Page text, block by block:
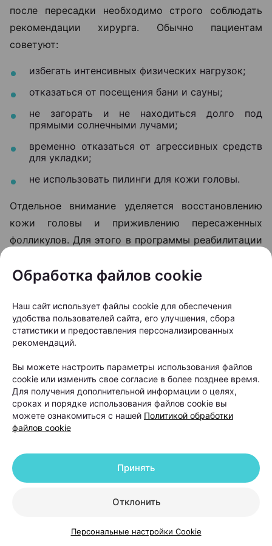
после пересадки необходимо строго соблюдать
рекомендации хирурга. Обычно пациентам
советуют:
избегать интенсивных физических нагрузок;
отказаться от посещения бани и сауны;
не загорать и не находиться долго под
прямыми солнечными лучами;
временно отказаться от агрессивных средств
для укладки;
не использовать пилинги для кожи головы.
Отдельное внимание уделяется восстановлению
кожи головы и приживлению пересаженных
фолликулов. Для этого в программы реабилитации
назначаются в программах
восстановления после пересадки
волос и способствуют более
быстрому и комфортному
восстановительному периоду, а также
укрепляют волосяные фолликулы и
способствуют их росту», —отмечает
специалист.
Еще один вопрос, который волнует многих
после завершения основного курса лечения? Ответ
Обработка файлов cookie
Наш сайт использует файлы cookie для обеспечения
удобства пользователей сайта, его улучшения, сбора
статистики и предоставления персонализированных
рекомендаций.
Вы можете настроить параметры использования файлов
cookie или изменить свое согласие в более позднее время.
Для получения дополнительной информации о целях,
сроках и порядке использования файлов cookie вы
можете ознакомиться с нашей Политикой обработки
файлов cookie
Отклонить
Принять
Персональные настройки Cookie